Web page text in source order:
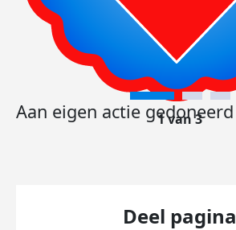
Aan eigen actie gedoneerd
1 van 3
Deel pagina